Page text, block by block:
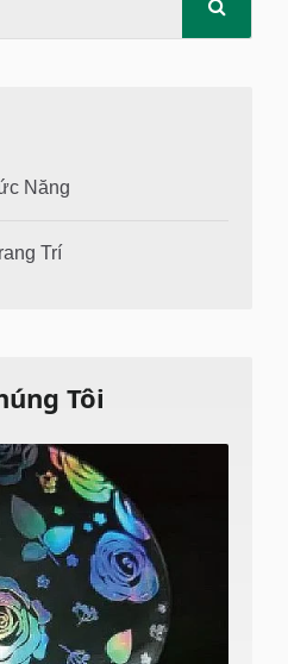
Năng
Trí
Tôi